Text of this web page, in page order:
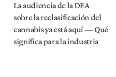
La audiencia de la DEA
sobre la reclasificación del
cannabis ya está aquí — Qué
significa para la industria